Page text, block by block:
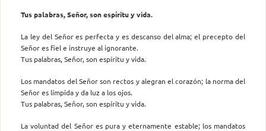
Tus palabras, Señor, son espíritu y vida.
La ley del Señor es perfecta y es descanso del alma; el precepto del
Señor es fiel e instruye al ignorante.
Tus palabras, Señor, son espíritu y vida.
Los mandatos del Señor son rectos y alegran el corazón; la norma del
Señor es límpida y da luz a los ojos.
Tus palabras, Señor, son espíritu y vida.
La voluntad del Señor es pura y eternamente estable; los mandatos